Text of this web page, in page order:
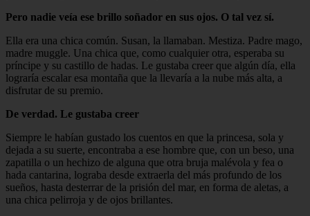
Pero nadie veía ese brillo soñador en sus ojos. O tal vez sí.
Ella era una chica común. Susan, la llamaban. Mestiza. Padre mago,
madre muggle. Una chica que, como cualquier otra, esperaba su
príncipe y su castillo de hadas. Le gustaba creer que algún día, ella
lograría escalar esa montaña que la llevaría a la nube más alta, a
disfrutar de su premio.
De verdad. Le gustaba creer
Siempre le habían gustado los cuentos en que la princesa, sola y
dejada a su suerte, encontraba a ese hombre que, con un beso, una
zapatilla o un hechizo de alguna que otra bruja malévola y fea o
hada cantarina, lograba desde extraerla del más profundo de los
sueños, hasta desterrar de la prisión del mar, en forma de aletas, a
una chica pelirroja y de ojos brillantes.